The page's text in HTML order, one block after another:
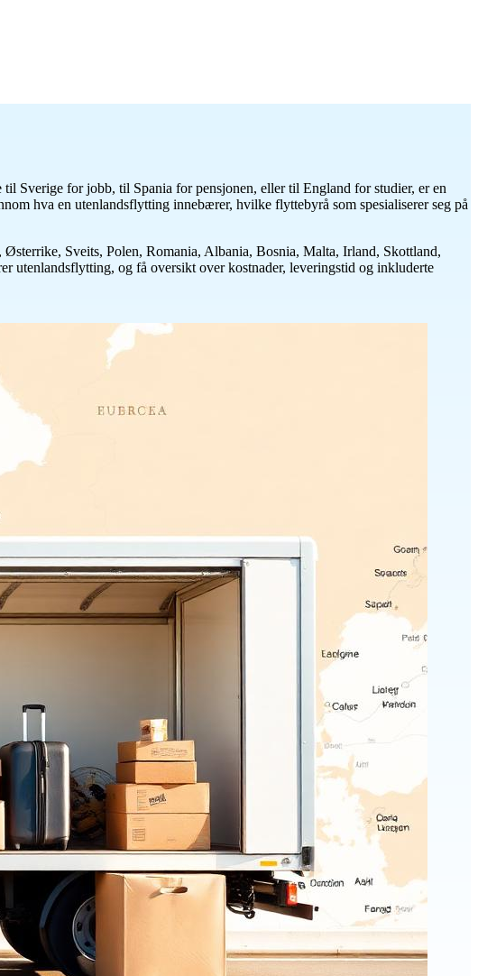
Sverige for jobb, til Spania for pensjonen, eller til England for studier, er en
hva en utenlandsflytting innebærer, hvilke flyttebyrå som spesialiserer seg på
Sveits, Polen, Romania, Albania, Bosnia, Malta, Irland, Skottland,
utenlandsflytting, og få oversikt over kostnader, leveringstid og inkluderte